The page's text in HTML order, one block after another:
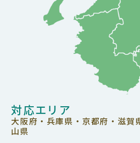
対応エリア
大阪府・兵庫県・京都府・滋賀
山県